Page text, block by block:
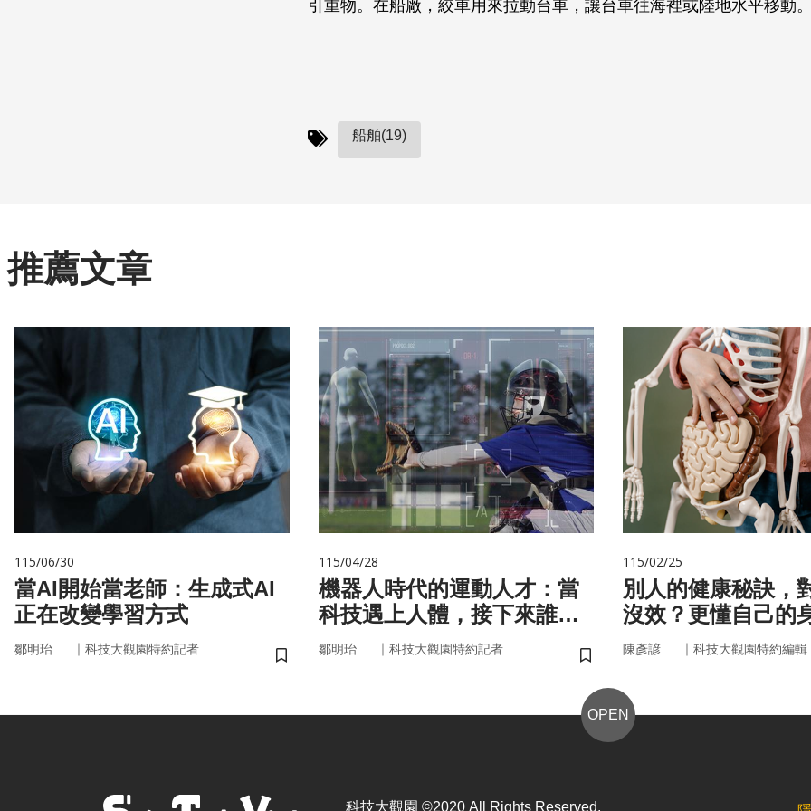
引重物。在船廠，絞車用來拉動台車，讓台車往海裡或陸地水平移動
船舶(19)
推薦文章
115/06/30
當AI開始當老師：生成式AI
正在改變學習方式
鄒明珆 ｜ 科技大觀園特約記者
儲存書籤
115/04/28
機器人時代的運動人才：當
科技遇上人體，接下來誰來
接手？
鄒明珆 ｜ 科技大觀園特約記者
儲存書籤
115/02/25
別人的健康秘訣，
沒效？更懂自己的
更能「精準健康」
陳彥諺 ｜ 科技大觀園特約編輯
OPEN
科技大觀園 ©2020 All Rights Reserved.